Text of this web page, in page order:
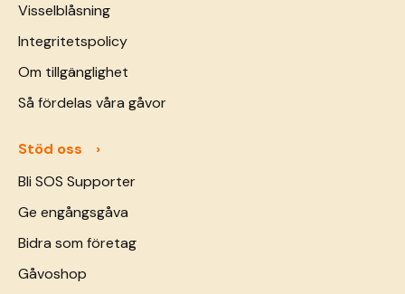
Visselblåsning
Integritetspolicy
Om tillgänglighet
Så fördelas våra gåvor
Stöd oss
Bli SOS Supporter
Ge engångsgåva
Bidra som företag
Gåvoshop